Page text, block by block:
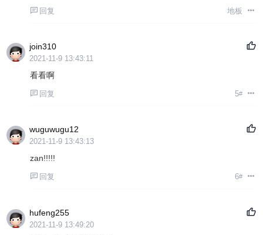
回复 地板
join310
2021-11-9 13:43:11
看看啊
回复 5#
wuguwugu12
2021-11-9 13:43:13
zan!!!!!
回复 6#
hufeng255
2021-11-9 13:49:20